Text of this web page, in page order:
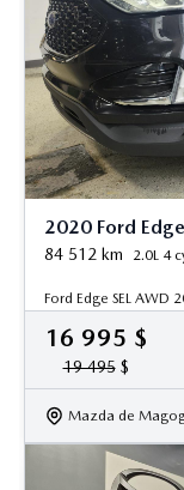
2020 Ford Edge
84 512 km 2.0L 4
Ford Edge SEL AWD
16 995 $
19 495$
Mazda de